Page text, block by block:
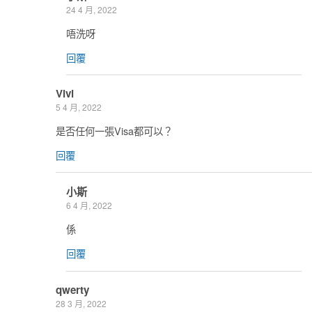
24 4 月, 2022
唔洗呀
回覆
Vivi
5 4 月, 2022
是否任何一張Visa都可以？
回覆
小斯
6 4 月, 2022
係
回覆
qwerty
28 3 月, 2022